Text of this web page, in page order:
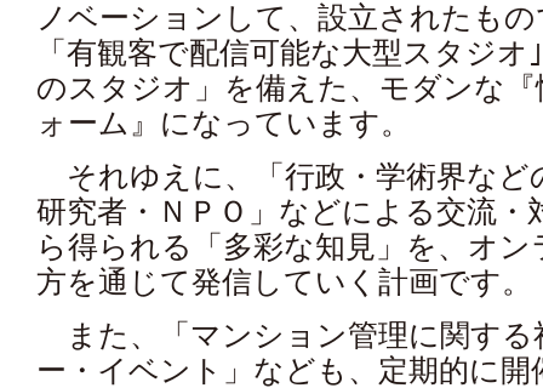
ノベーションして、設立されたも
「有観客で配信可能な大型スタジ
のスタジオ」を備えた、モダンな
ォーム』になっています。
それゆえに、「行政・学術界など
研究者・ＮＰＯ」などによる交流・
ら得られる「多彩な知見」を、オ
方を通じて発信していく計画です。
また、「マンション管理に関する
ー・イベント」なども、定期的に